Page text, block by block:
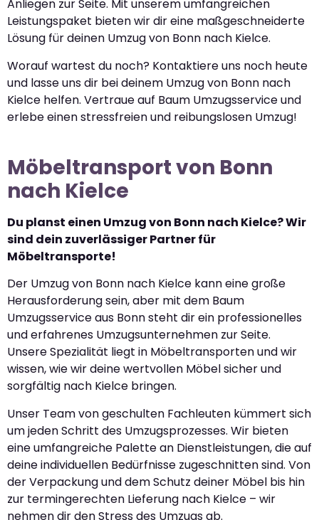
Anliegen zur Seite. Mit unserem umfangreichen
Leistungspaket bieten wir dir eine maßgeschneiderte
Lösung für deinen Umzug von Bonn nach Kielce.
Worauf wartest du noch? Kontaktiere uns noch heute
und lasse uns dir bei deinem Umzug von Bonn nach
Kielce helfen. Vertraue auf Baum Umzugsservice und
erlebe einen stressfreien und reibungslosen Umzug!
Möbeltransport von Bonn
nach Kielce
Du planst einen Umzug von Bonn nach Kielce? Wir
sind dein zuverlässiger Partner für
Möbeltransporte!
Der Umzug von Bonn nach Kielce kann eine große
Herausforderung sein, aber mit dem Baum
Umzugsservice aus Bonn steht dir ein professionelles
und erfahrenes Umzugsunternehmen zur Seite.
Unsere Spezialität liegt in Möbeltransporten und wir
wissen, wie wir deine wertvollen Möbel sicher und
sorgfältig nach Kielce bringen.
Unser Team von geschulten Fachleuten kümmert sich
um jeden Schritt des Umzugsprozesses. Wir bieten
eine umfangreiche Palette an Dienstleistungen, die auf
deine individuellen Bedürfnisse zugeschnitten sind. Von
der Verpackung und dem Schutz deiner Möbel bis hin
zur termingerechten Lieferung nach Kielce – wir
nehmen dir den Stress des Umzugs ab.